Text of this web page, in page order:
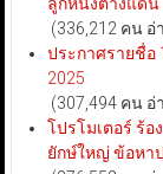
ลูกหนังต่างแดน
(336,212 คน
ประกาศรายชื่อ
2025
(307,494 คน
โปรโมเตอร์ ร้อ
ยักษ์ใหญ่ ข้อหา